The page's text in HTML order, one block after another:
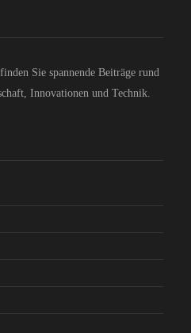
Sie spannende Beiträge rund
Innovationen und Technik.